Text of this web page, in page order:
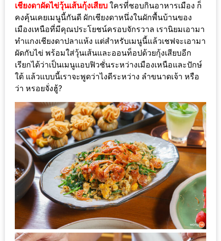
VOUCHER
รับ
ประทาน
อาหาร
มูลค่า
1,000
บาท
ฟรี
3
รางวัล
วัน
แม่
สุด
พิเศษ
โปร
โม
ชั่น
เชียงดาผัดไข่วุ้นเส้นกุ้งเสียบ ใครที่ชอบกินอาหารเมือง ก็
คงคุ้นเคยเมนูนี้กันดี ผักเชียงดาหนึ่งในผักพื้นบ้านของ
เมืองเหนือที่มีคุณประโยชน์ครอบจักรวาล เรานิยมเอามา
ทำแกงเชียงดาปลาแห้ง แต่สำหรับเมนูนี้แล้วเชฟจะเอามา
ผัดกับไข่ พร้อมใส่วุ้นเส้นและออนท็อปด้วยกุ้งเสียบอีก
เรียกได้ว่าเป็นเมนูแอบฟิวชั่นระหว่างเมืองเหนือและปักษ์
ใต้ แล้วแบบนี้เราจะพูดว่าไงดีระหว่าง ลำขนาดเจ้า หรือ
ว่า หรอยจั่งฮู้?